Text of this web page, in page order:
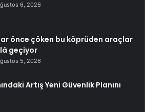
6, 2026
önce çöken bu köprüden araçlar
geçiyor
5, 2026
Artış Yeni Güvenlik Planını